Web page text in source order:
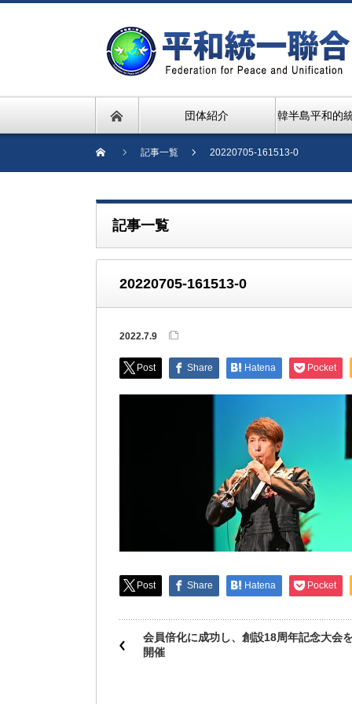
団体紹介 韓半島平和的
記事一覧 20220705-161513-0
記事一覧
20220705-161513-0
2022.7.9
Post Share Hatena Pocket
Post Share Hatena Pocket
会員倍化に成功し、創設18周年記念大会
開催